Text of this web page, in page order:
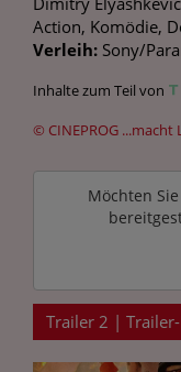
Action, Komödie,
Verleih: Sony/
Inhalte zum Teil von
© CINEPROG
Möchten
Trailer 2 | Trailer-